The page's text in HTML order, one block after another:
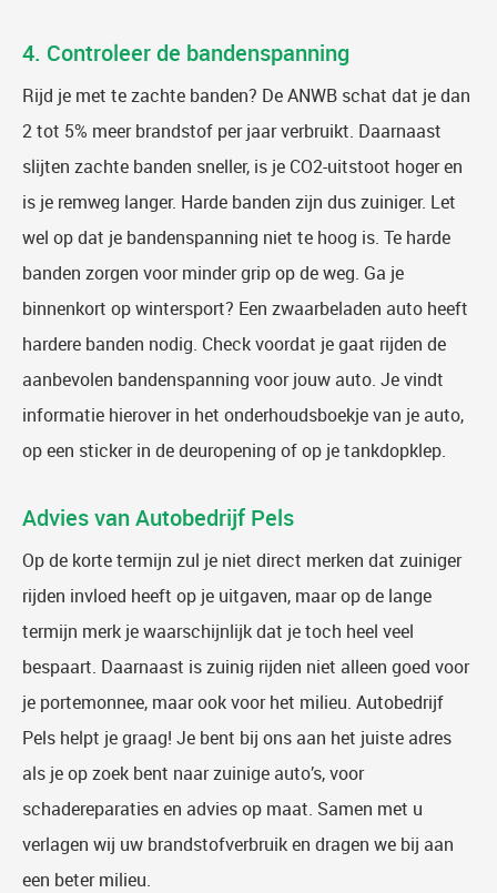
4. Controleer de bandenspanning
Rijd je met te zachte banden? De ANWB schat dat je dan
2 tot 5% meer brandstof per jaar verbruikt. Daarnaast
slijten zachte banden sneller, is je CO2-uitstoot hoger en
is je remweg langer. Harde banden zijn dus zuiniger. Let
wel op dat je bandenspanning niet te hoog is. Te harde
banden zorgen voor minder grip op de weg. Ga je
binnenkort op wintersport? Een zwaarbeladen auto heeft
hardere banden nodig. Check voordat je gaat rijden de
aanbevolen bandenspanning voor jouw auto. Je vindt
informatie hierover in het onderhoudsboekje van je auto,
op een sticker in de deuropening of op je tankdopklep.
Advies van Autobedrijf Pels
Op de korte termijn zul je niet direct merken dat zuiniger
rijden invloed heeft op je uitgaven, maar op de lange
termijn merk je waarschijnlijk dat je toch heel veel
bespaart. Daarnaast is zuinig rijden niet alleen goed voor
je portemonnee, maar ook voor het milieu. Autobedrijf
Pels helpt je graag! Je bent bij ons aan het juiste adres
als je op zoek bent naar zuinige auto’s, voor
schadereparaties en advies op maat. Samen met u
verlagen wij uw brandstofverbruik en dragen we bij aan
een beter milieu.